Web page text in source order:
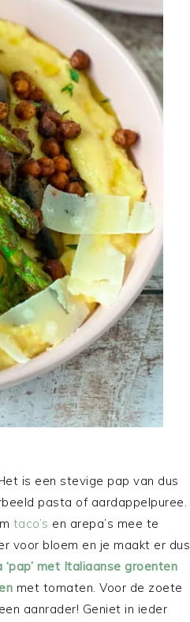
is een stevige pap van dus
pasta of aardappelpuree.
taco’s en arepa’s mee te
voor bloem en je maakt er dus
‘pap’ met Italiaanse groenten
met tomaten. Voor de zoete
aanrader! Geniet in ieder